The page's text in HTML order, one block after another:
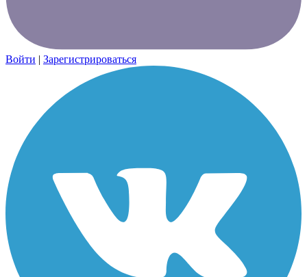
Войти | Зарегистрироваться